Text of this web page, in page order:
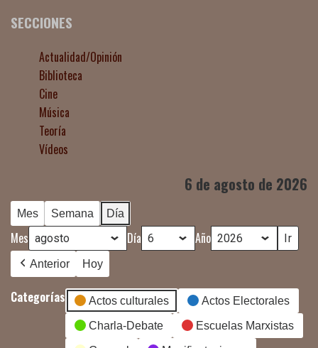
SECCIONES
Actualidad/Opinión
Biblioteca
Cine
Música
Teoría
Vídeos
6 de agosto de 2026
Mes Semana Día
Mes Día Año
Anterior Hoy
Categorías Actos culturales Actos Electorales
Charla-Debate Escuelas Marxistas